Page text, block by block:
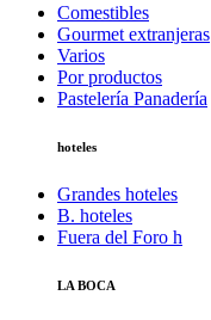
Comestibles
Gourmet extranjeras
Varios
Por productos
Pastelería Panadería
hoteles
Grandes hoteles
B. hoteles
Fuera del Foro h
LA BOCA